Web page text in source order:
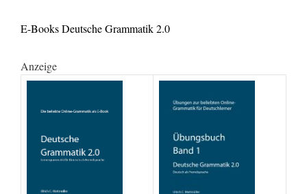
E-Books Deutsche Grammatik 2.0
Anzeige